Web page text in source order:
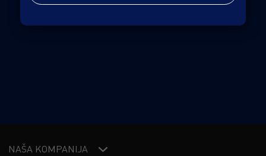
s nepoznatim svijetom izvan kutije. U potrazi za svojom
sestrom i povratkom vlasniku, kreće na uzbudljivo
NAŠA KOMPANIJA